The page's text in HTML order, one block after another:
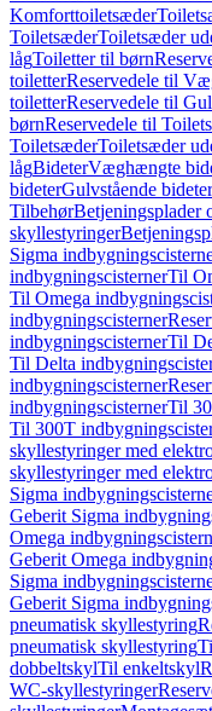
Komforttoiletsæder
ToiletsæderToiletsæder
lågToiletter til børn
toiletterReservedele til
toiletterReservedele til
børnReservedele til
ToiletsæderToiletsæder
lågBideterVæghængte
bideterGulvstående bideter
TilbehørBetjeningsplader
skyllestyringer
Sigma
indbygningscisternerTil
Til Omega
indbygningscisterner
indbygningscisternerTil
Til Delta
indbygningscisterner
indbygningscisternerTil
Til 300T
skyllestyringer med
skyllestyringer med
Sigma
Geberit Sigma
Omega
Geberit Omega
Sigma
Geberit Sigma
pneumatisk skyllestyring
pneumatisk skyllestyring
dobbeltskylTil enkeltskyl
WC-skyllestyringer